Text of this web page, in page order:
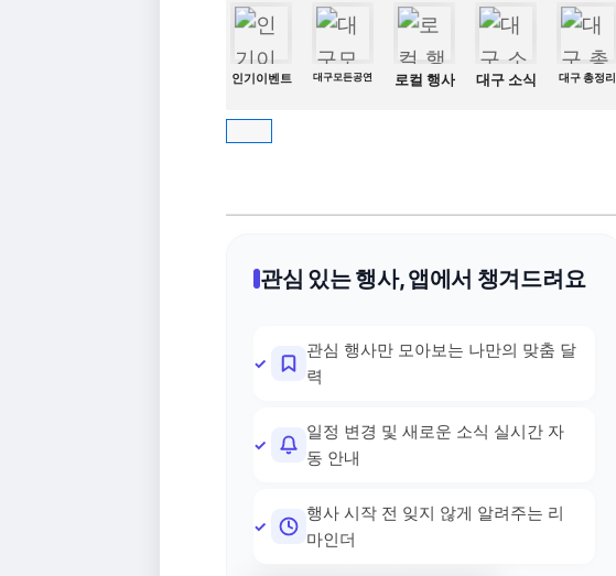
인기이벤트 대구모든공연 로컬 행사 대구 소식 대구 총정리
관심 있는 행사, 앱에서 챙겨드려요
관심 행사만 모아보는 나만의 맞춤 달
력
일정 변경 및 새로운 소식 실시간 자
동 안내
행사 시작 전 잊지 않게 알려주는 리
마인더